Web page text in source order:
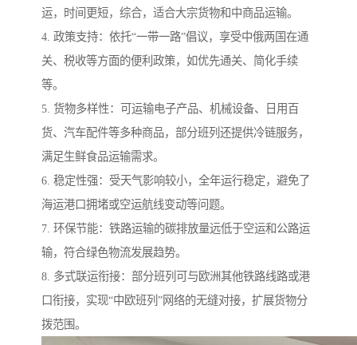
运，时间更短，综合，适合大宗货物和中商品运输。
4. 政策支持：依托“一带一路”倡议，享受中俄两国在通
关、税收等方面的便利政策，如优先通关、简化手续
等。
5. 货物多样性：可运输电子产品、机械设备、日用百
货、汽车配件等多种商品，部分班列还提供冷链服务，
满足生鲜食品运输需求。
6. 稳定性强：受天气影响较小，全年运行稳定，避免了
海运港口拥堵或空运航线变动等问题。
7. 环保节能：铁路运输的碳排放量远低于空运和公路运
输，符合绿色物流发展趋势。
8. 多式联运衔接：部分班列可与欧洲其他铁路线路或港
口衔接，实现“中欧班列”网络的无缝对接，扩展货物分
拨范围。